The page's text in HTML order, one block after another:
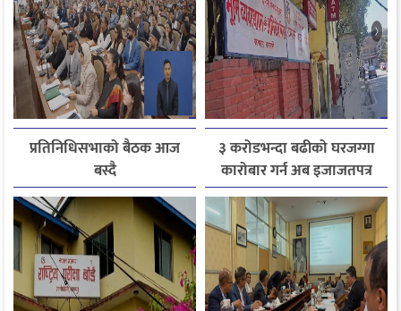
प्रतिनिधिसभाको बैठक आज
बस्दै
३ करोडभन्दा बढीको घरजग्गा
कारोबार गर्न अब इजाजतपत्र
अनिवार्य